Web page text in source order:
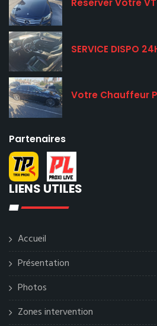
Reserver Votre
SERVICE DISPO
Votre Chauffeur
Partenaires
LIENS UTILES
Accueil
Présentation
Photos
Zones intervention